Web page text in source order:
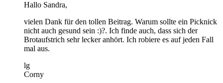
Hallo Sandra,
vielen Dank für den tollen Beitrag. Warum sollte ein Picknick
nicht auch gesund sein :)?. Ich finde auch, dass sich der
Brotaufstrich sehr lecker anhört. Ich robiere es auf jeden Fall
mal aus.
lg
Corny